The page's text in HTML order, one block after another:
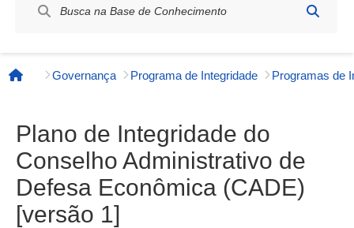
Página inicial
Governança Programa de Integridade
Plano de Integridade do
Conselho Administrativo de
Defesa Econômica (CADE)
[versão 1]